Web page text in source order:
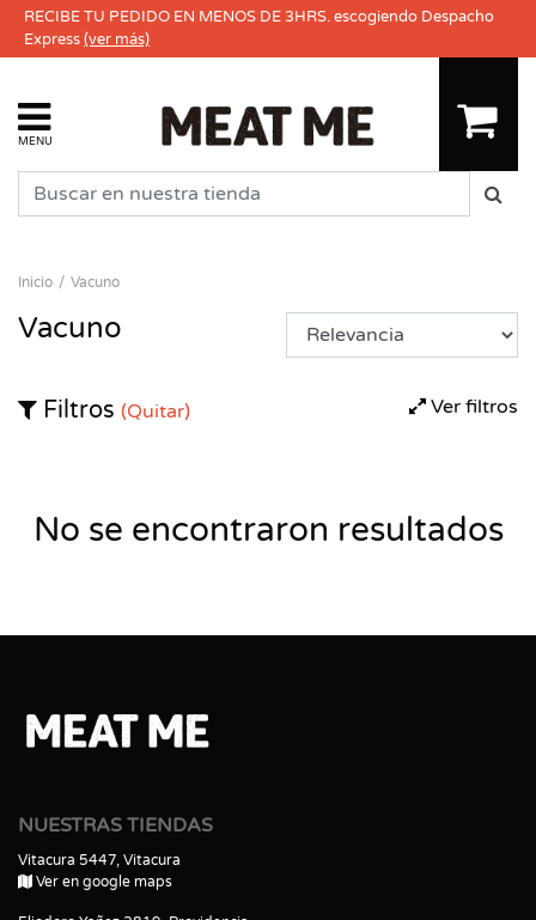
RECIBE TU PEDIDO EN MENOS DE 3HRS. escogiendo Despacho
Express(ver más)
MENU
Inicio Vacuno
Vacuno
Ver filtros
Filtros (Quitar)
No se encontraron resultados
NUESTRAS TIENDAS
Vitacura 5447, Vitacura
Ver en google maps